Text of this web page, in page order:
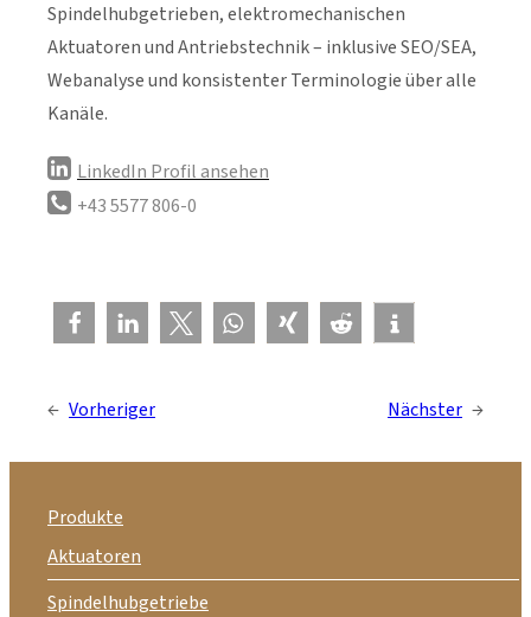
Spindelhubgetrieben, elektromechanischen
Aktuatoren und Antriebstechnik – inklusive SEO/SEA,
Webanalyse und konsistenter Terminologie über alle
Kanäle.
LinkedIn Profil ansehen
+43 5577 806-0
← Vorheriger Nächster →
Produkte
Aktuatoren
Spindelhubgetriebe